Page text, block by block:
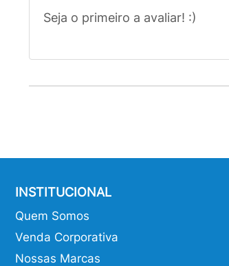
Seja o primeiro a avaliar! :)
INSTITUCIONAL
Quem Somos
Venda Corporativa
Nossas Marcas